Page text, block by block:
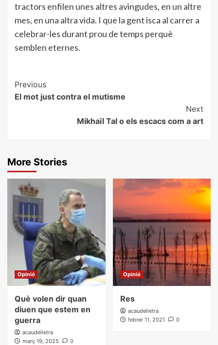
tractors enfilen unes altres avingudes, en un altre
mes, en una altra vida. I que la gent isca al carrer a
celebrar-les durant prou de temps perquè
semblen eternes.
Post
Navigation
Previous
El mot just contra el mutisme
Next
Mikhaïl Tal o els escacs com a art
More Stories
Opinió
Què volen dir quan
diuen que estem en
guerra
acaudelletra
març 19, 2025
0
Opinió
Res
acaudelletra
febrer 11, 2021
0